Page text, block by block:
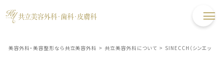
美容外科・美容整形なら共立美容外科 > 共立美容外科について > SINECCH（シンエック）